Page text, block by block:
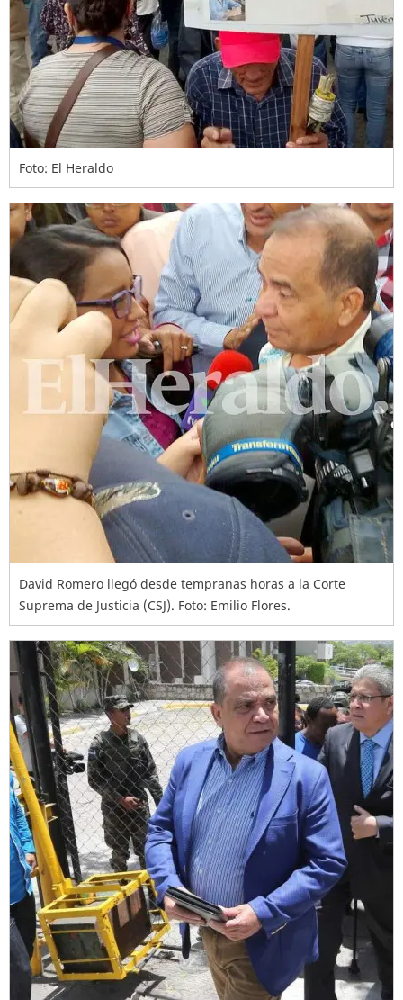
Foto: El Heraldo
David Romero llegó desde tempranas horas a la Corte
Suprema de Justicia (CSJ). Foto: Emilio Flores.